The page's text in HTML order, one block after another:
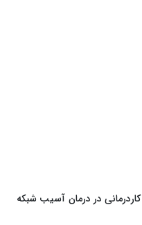
در درمان آسیب شبکه